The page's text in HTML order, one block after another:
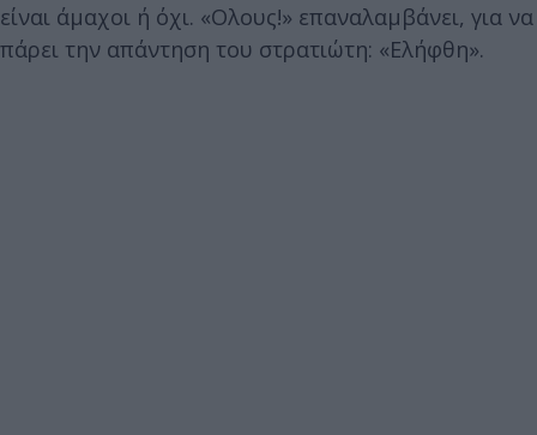
είναι άμαχοι ή όχι. «Ολους!» επαναλαμβάνει, για να
πάρει την απάντηση του στρατιώτη: «Ελήφθη».